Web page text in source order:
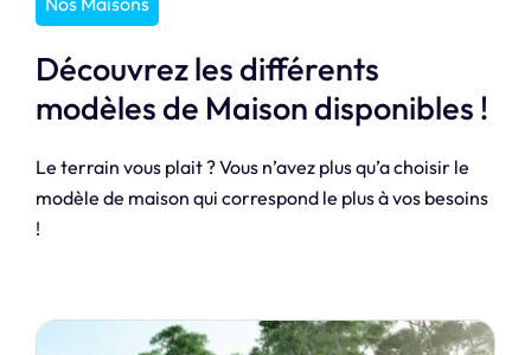
Découvrez les différents
modèles de Maison disponibles !
Le terrain vous plait ? Vous n’avez plus qu’a choisir le
modèle de maison qui correspond le plus à vos besoins
!